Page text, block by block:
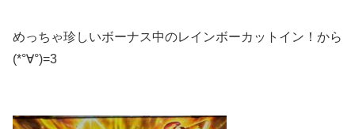
めっちゃ珍しいボーナス中のレインボーカットイン！から
(*°∀°)=3